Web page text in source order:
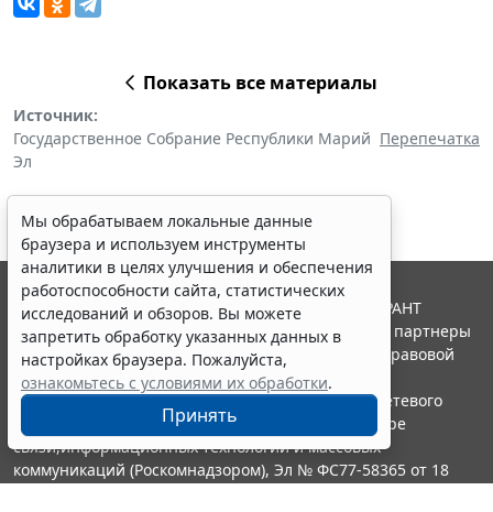
Показать все материалы
Источник:
Государственное Собрание Республики Марий
Эл
Перепечатка
Мы обрабатываем локальные данные
браузера и используем инструменты
аналитики в целях улучшения и обеспечения
работоспособности сайта, статистических
исследований и обзоров. Вы можете
запретить обработку указанных данных в
настройках браузера. Пожалуйста,
ознакомьтесь с условиями их обработки.
Принять
© ООО "НПП "ГАРАНТ-СЕРВИС", 2026. Система ГАРАНТ
выпускается с 1990 года. Компания "Гарант" и ее партнеры
являются участниками Российской ассоциации правовой
информации ГАРАНТ.
Портал ГАРАНТ.РУ зарегистрирован в качестве сетевого
издания Федеральной службой по надзору в сфере
связи,информационных технологий и массовых
коммуникаций (Роскомнадзором), Эл № ФС77-58365 от 18